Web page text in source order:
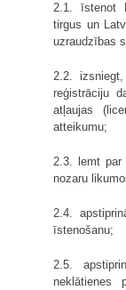
2.1. īstenot
tirgus un
uzraudzības
2.2.
reģistrāciju
atļaujas
atteikumu;
2.3. lemt par
nozaru
2.4.
īstenošanu;
2.5.
neklātienes